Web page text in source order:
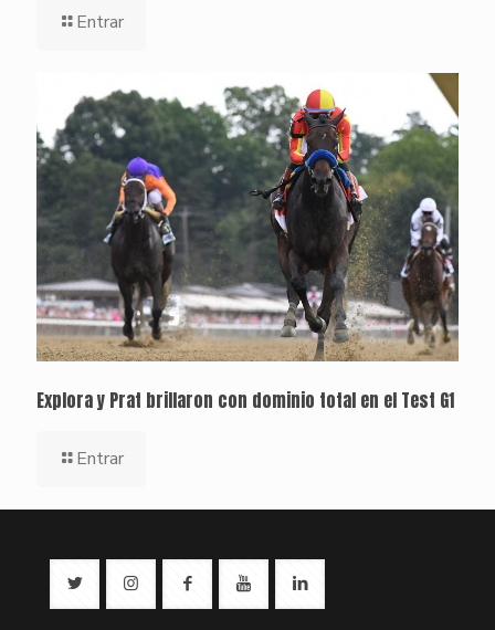
Entrar
Explora y Prat brillaron con dominio total en el Test G1
Entrar